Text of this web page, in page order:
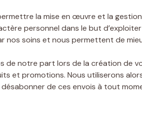
la mise en œuvre et la
personnel dans le but
nos soins et nous permettent de
de notre part lors de la création de
et promotions. Nous utiliserons
de ces envois à tout